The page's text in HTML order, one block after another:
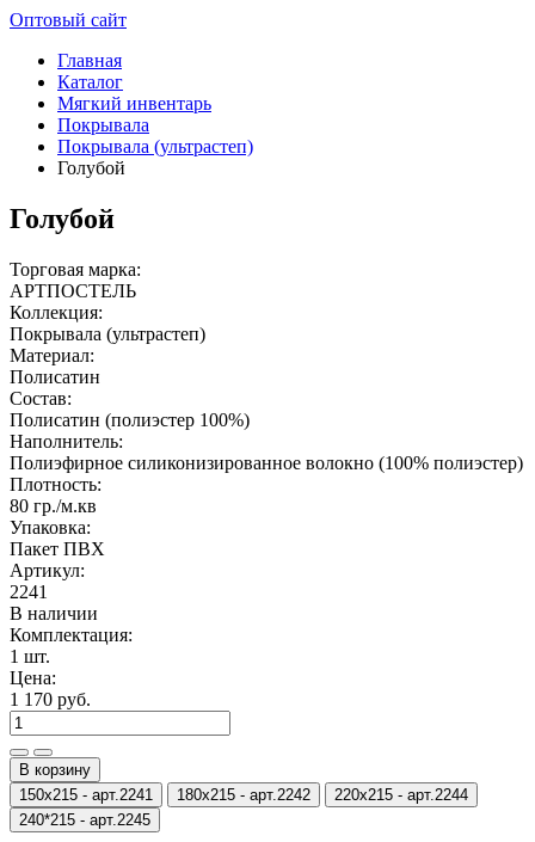
Оптовый сайт
Главная
Каталог
Мягкий инвентарь
Покрывала
Покрывала (ультрастеп)
Голубой
Голубой
Торговая марка:
АРТПОСТЕЛЬ
Коллекция:
Покрывала (ультрастеп)
Материал:
Полисатин
Состав:
Полисатин (полиэстер 100%)
Наполнитель:
Полиэфирное силиконизированное волокно (100% полиэстер)
Плотность:
80 гр./м.кв
Упаковка:
Пакет ПВХ
Артикул:
2241
В наличии
Комплектация:
1 шт.
Цена:
1 170 руб.
В корзину
150х215 - арт.2241 180х215 - арт.2242 220х215 - арт.2244
240*215 - арт.2245